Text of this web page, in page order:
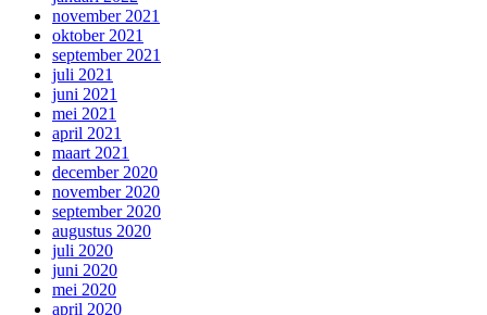
november 2021
oktober 2021
september 2021
juli 2021
juni 2021
mei 2021
april 2021
maart 2021
december 2020
november 2020
september 2020
augustus 2020
juli 2020
juni 2020
mei 2020
april 2020